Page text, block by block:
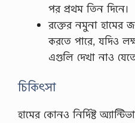
পর প্রথম তিন দিনে।
রক্তের নমুনা হামের
করতে পারে, যদিও
এগুলি দেখা নাও
চিকিৎসা
হামের কোনও নির্দিষ্ট